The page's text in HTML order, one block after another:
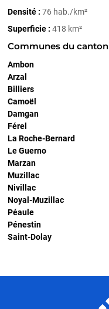
Densité : 76 hab./km²
Superficie : 418 km²
Communes du canton
Ambon
Arzal
Billiers
Camoël
Damgan
Férel
La Roche-Bernard
Le Guerno
Marzan
Muzillac
Nivillac
Noyal-Muzillac
Péaule
Pénestin
Saint-Dolay